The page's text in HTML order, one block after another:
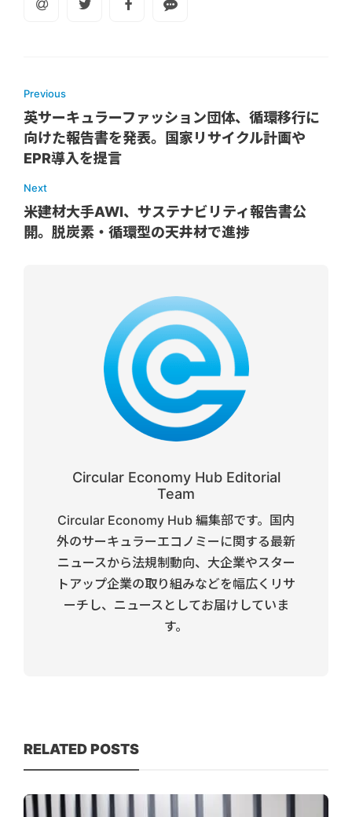
Previous
英サーキュラーファッション団体、循環移行に
向けた報告書を発表。国家リサイクル計画や
EPR導入を提言
Next
米建材大手AWI、サステナビリティ報告書公
開。脱炭素・循環型の天井材で進捗
Circular Economy Hub Editorial
Team
Circular Economy Hub 編集部です。国内
外のサーキュラーエコノミーに関する最新
ニュースから法規制動向、大企業やスター
トアップ企業の取り組みなどを幅広くリサ
ーチし、ニュースとしてお届けしていま
す。
RELATED POSTS